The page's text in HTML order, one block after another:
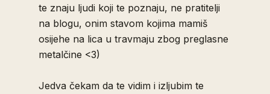
te znaju ljudi koji te poznaju, ne pratitelji
na blogu, onim stavom kojima mamiš
osijehe na lica u travmaju zbog preglasne
metalčine <3)
Jedva čekam da te vidim i izljubim te